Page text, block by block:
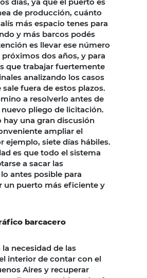
de producción, cuánto
más espacio tenes para
y más barcos podés
es llevar ese número
próximos dos años, y para
que trabajar fuertemente
analizando los casos
sale fuera de estos plazos.
a resolverlo antes de
pliego de licitación.
hay una gran discusión
ampliar el
ejemplo, siete días hábiles.
es que todo el sistema
a sacar las
antes posible para
un puerto más eficiente y
barcacero
la necesidad de las
interior de contar con el
Aires y recuperar